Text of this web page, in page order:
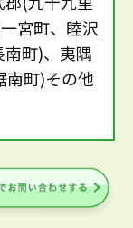
宮町、睦沢
町)、夷隅
南町)その他